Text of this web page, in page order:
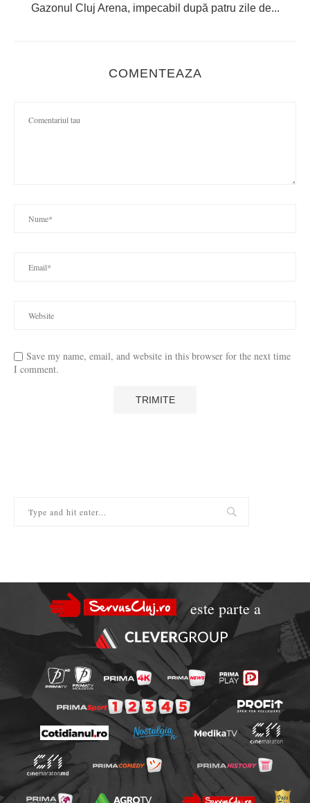
Gazonul Cluj Arena, impecabil după patru zile de...
COMENTEAZA
Save my name, email, and website in this browser for the next time
I comment.
este parte a